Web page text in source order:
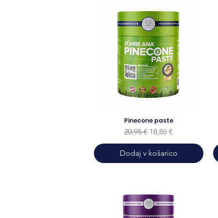
Pinecone paste
Redna cena
20,95 € Cena na razprodaji
18,86 €
Dodaj v košarico